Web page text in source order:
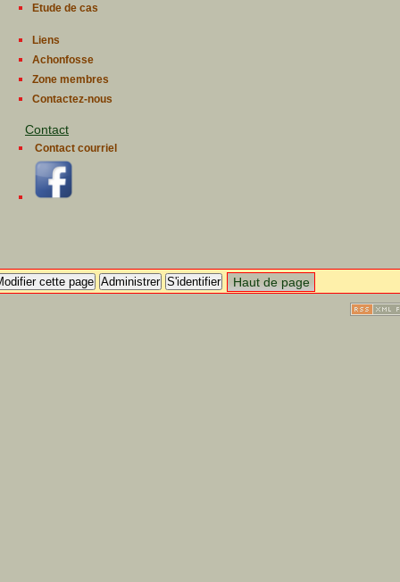
Etude de cas
Liens
Achonfosse
Zone membres
Contactez-nous
Contact
Contact courriel
cette page Administrer S'identifier Haut de page